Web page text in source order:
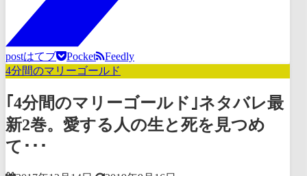
postはてブ Pocket
Feedly
4分間のマリーゴールド
｢4分間のマリーゴールド｣ネタバレ最
新2巻。愛する人の生と死を見つめ
て･･･